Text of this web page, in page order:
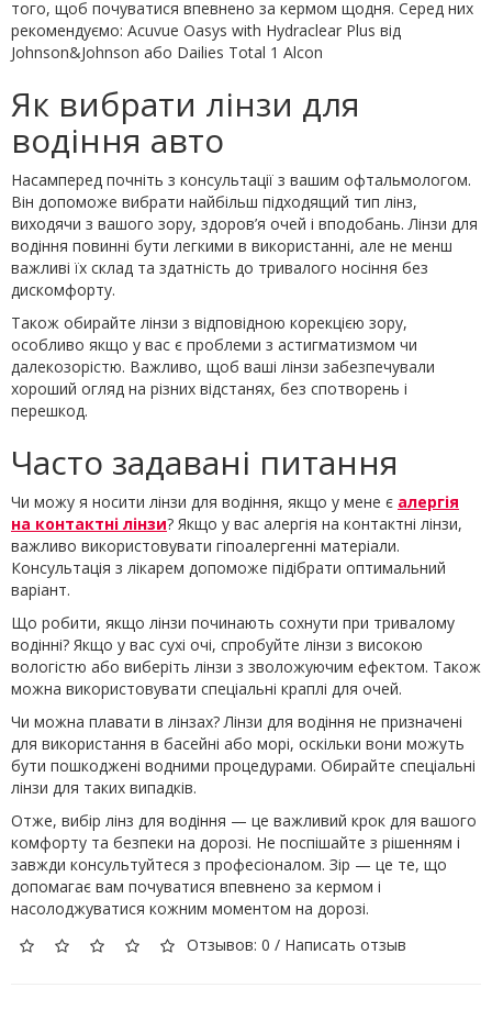
того, щоб почуватися впевнено за кермом щодня. Серед них
рекомендуємо: Acuvue Oasys with Hydraclear Plus від
Johnson&Johnson або Dailies Total 1 Alcon
Як вибрати лінзи для
водіння авто
Насамперед почніть з консультації з вашим офтальмологом.
Він допоможе вибрати найбільш підходящий тип лінз,
виходячи з вашого зору, здоров’я очей і вподобань. Лінзи для
водіння повинні бути легкими в використанні, але не менш
важливі їх склад та здатність до тривалого носіння без
дискомфорту.
Також обирайте лінзи з відповідною корекцією зору,
особливо якщо у вас є проблеми з астигматизмом чи
далекозорістю. Важливо, щоб ваші лінзи забезпечували
хороший огляд на різних відстанях, без спотворень і
перешкод.
Часто задавані питання
Чи можу я носити лінзи для водіння, якщо у мене є алергія
на контактні лінзи? Якщо у вас алергія на контактні лінзи,
важливо використовувати гіпоалергенні матеріали.
Консультація з лікарем допоможе підібрати оптимальний
варіант.
Що робити, якщо лінзи починають сохнути при тривалому
водінні? Якщо у вас сухі очі, спробуйте лінзи з високою
вологістю або виберіть лінзи з зволожуючим ефектом. Також
можна використовувати спеціальні краплі для очей.
Чи можна плавати в лінзах? Лінзи для водіння не призначені
для використання в басейні або морі, оскільки вони можуть
бути пошкоджені водними процедурами. Обирайте спеціальні
лінзи для таких випадків.
Отже, вибір лінз для водіння — це важливий крок для вашого
комфорту та безпеки на дорозі. Не поспішайте з рішенням і
завжди консультуйтеся з професіоналом. Зір — це те, що
допомагає вам почуватися впевнено за кермом і
насолоджуватися кожним моментом на дорозі.
Отзывов: 0 / Написать отзыв